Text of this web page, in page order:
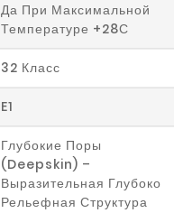
Да При Максимальной
Температуре +28С
32 Класс
E1
Глубокие Поры
(Deepskin) –
Выразительная Глубоко
Рельефная Структура